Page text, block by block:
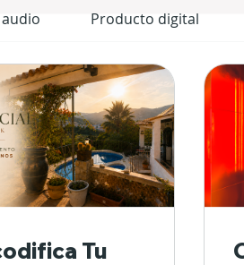
audio Producto digital
Tu